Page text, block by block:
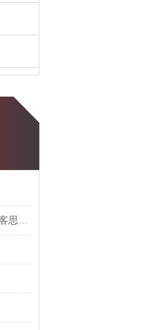
防爆电气线路该如何选择？依客思小编为您呈现！